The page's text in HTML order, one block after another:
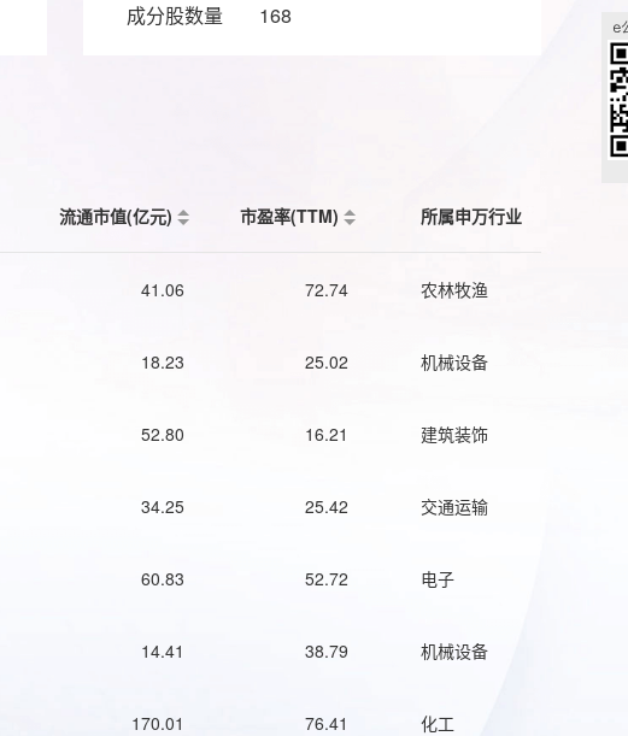
成分股数量
168
流通市值(亿元) 市盈率(TTM) 所属申万行业
41.06 72.74 农林牧渔
18.23 25.02 机械设备
52.80 16.21 建筑装饰
34.25 25.42 交通运输
60.83 52.72 电子
14.41 38.79 机械设备
170.01 76.41 化工